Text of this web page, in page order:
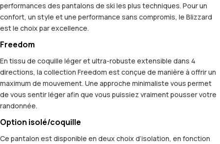
performances des pantalons de ski les plus techniques. Pour un
confort, un style et une performance sans compromis, le Blizzard
est le choix par excellence.
Freedom
En tissu de coquille léger et ultra-robuste extensible dans 4
directions, la collection Freedom est conçue de manière à offrir un
maximum de mouvement. Une approche minimaliste vous permet
de vous sentir léger afin que vous puissiez vraiment pousser votre
randonnée.
Option isolé/coquille
Ce pantalon est disponible en deux choix d’isolation, en fonction